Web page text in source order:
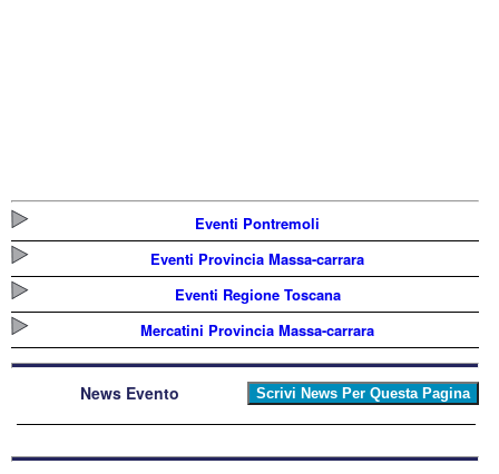
Eventi Pontremoli
Eventi Provincia Massa-carrara
Eventi Regione Toscana
Mercatini Provincia Massa-carrara
News Evento